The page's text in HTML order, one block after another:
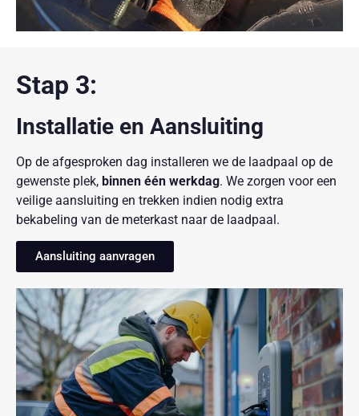
Stap 3:
Installatie en Aansluiting
Op de afgesproken dag installeren we de laadpaal op de
gewenste plek, binnen één werkdag. We zorgen voor een
veilige aansluiting en trekken indien nodig extra
bekabeling van de meterkast naar de laadpaal.
Aansluiting aanvragen